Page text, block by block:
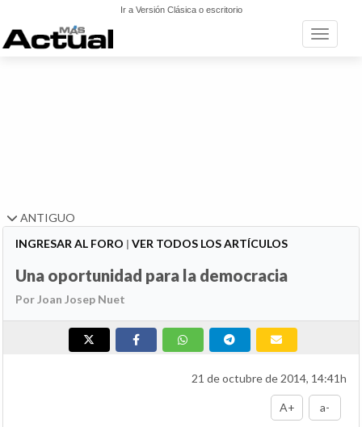
Ir a Versión Clásica o escritorio
Toggle
ANTIGUO
INGRESAR AL FORO | VER TODOS LOS ARTÍCULOS
Una oportunidad para la democracia
Por Joan Josep Nuet
21 de octubre de 2014, 14:41h
A+ a-